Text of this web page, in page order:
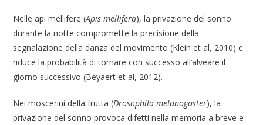
Nelle api mellifere (Apis mellifera), la privazione del sonno
durante la notte compromette la precisione della
segnalazione della danza del movimento (Klein et al, 2010) e
riduce la probabilità di tornare con successo all’alveare il
giorno successivo (Beyaert et al, 2012).
Nei moscerini della frutta (Drosophila melanogaster), la
privazione del sonno provoca difetti nella memoria a breve e